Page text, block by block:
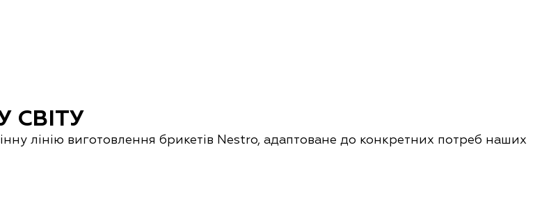
СВІТУ
лінію виготовлення брикетів Nestro, адаптоване до конкретних потреб наших